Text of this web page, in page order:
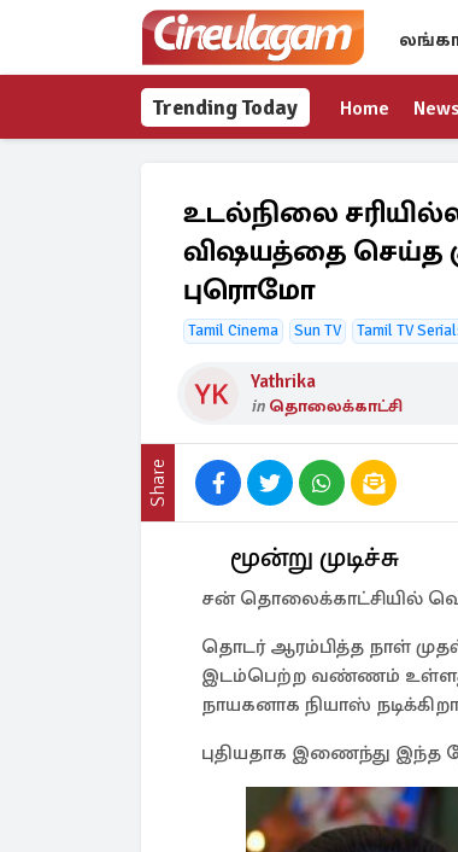
Trending Today Home News
உடல்நிலை
விஷயத்தை செய்த
புரொமோ
Tamil Cinema Sun TV Tamil TV
Yathrika
in தொலைக்காட்சி
Share
மூன்று முடிச்சு
சன் தொலைக்காட்சியில்
தொடர் ஆரம்பித்த நாள்
இடம்பெற்ற வண்ணம்
நாயகனாக நியாஸ்
புதியதாக இணைந்து இந்த